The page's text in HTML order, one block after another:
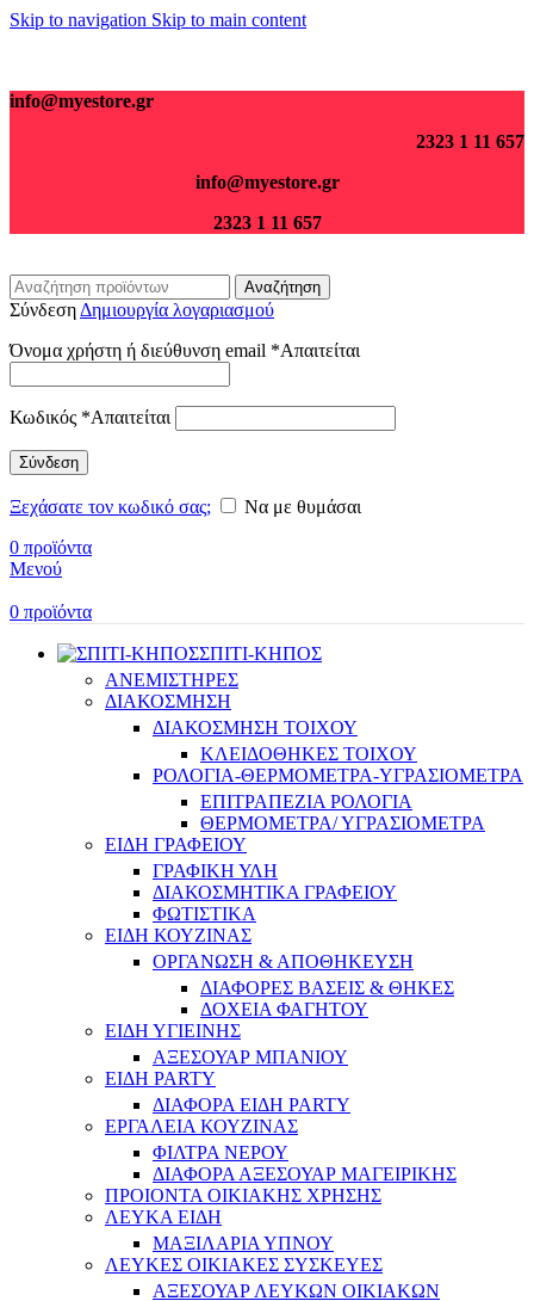
Skip to navigation Skip to main content
info@myestore.gr
2323 1 11 657
info@myestore.gr
2323 1 11 657
Αναζήτηση
Σύνδεση Δημιουργία λογαριασμού
Όνομα χρήστη ή διεύθυνση email *Απαιτείται
Κωδικός *Απαιτείται
Σύνδεση
Ξεχάσατε τον κωδικό σας;
Να με θυμάσαι
0 προϊόντα
Μενού
0 προϊόντα
ΣΠΙΤΙ-ΚΗΠΟΣ
ΑΝΕΜΙΣΤΗΡΕΣ
ΔΙΑΚΟΣΜΗΣΗ
ΔΙΑΚΟΣΜΗΣΗ ΤΟΙΧΟΥ
ΚΛΕΙΔΟΘΗΚΕΣ ΤΟΙΧΟΥ
ΡΟΛΟΓΙΑ-ΘΕΡΜΟΜΕΤΡΑ-ΥΓΡΑΣΙΟΜΕΤΡΑ
ΕΠΙΤΡΑΠΕΖΙΑ ΡΟΛΟΓΙΑ
ΘΕΡΜΟΜΕΤΡΑ/ ΥΓΡΑΣΙΟΜΕΤΡΑ
ΕΙΔΗ ΓΡΑΦΕΙΟΥ
ΓΡΑΦΙΚΗ ΥΛΗ
ΔΙΑΚΟΣΜΗΤΙΚΑ ΓΡΑΦΕΙΟΥ
ΦΩΤΙΣΤΙΚΑ
ΕΙΔΗ ΚΟΥΖΙΝΑΣ
ΟΡΓΑΝΩΣΗ & ΑΠΟΘΗΚΕΥΣΗ
ΔΙΑΦΟΡΕΣ ΒΑΣΕΙΣ & ΘΗΚΕΣ
ΔΟΧΕΙΑ ΦΑΓΗΤΟΥ
ΕΙΔΗ ΥΓΙΕΙΝΗΣ
ΑΞΕΣΟΥΑΡ ΜΠΑΝΙΟΥ
ΕΙΔΗ PARTY
ΔΙΑΦΟΡΑ ΕΙΔΗ PARTY
ΕΡΓΑΛΕΙΑ ΚΟΥΖΙΝΑΣ
ΦΙΛΤΡΑ ΝΕΡΟΥ
ΔΙΑΦΟΡΑ ΑΞΕΣΟΥΑΡ ΜΑΓΕΙΡΙΚΗΣ
ΠΡΟΙΟΝΤΑ ΟΙΚΙΑΚΗΣ ΧΡΗΣΗΣ
ΛΕΥΚΑ ΕΙΔΗ
ΜΑΞΙΛΑΡΙΑ ΥΠΝΟΥ
ΛΕΥΚΕΣ ΟΙΚΙΑΚΕΣ ΣΥΣΚΕΥΕΣ
ΑΞΕΣΟΥΑΡ ΛΕΥΚΩΝ ΟΙΚΙΑΚΩΝ